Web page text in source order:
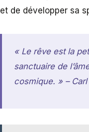
et de développer sa
« Le rêve est la
sanctuaire de
cosmique. » –